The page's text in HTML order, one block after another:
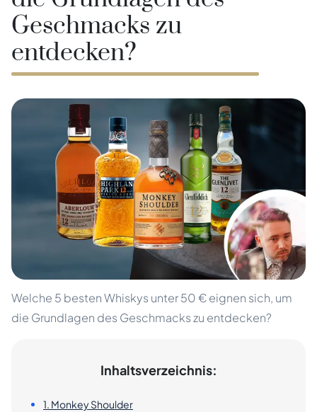
Geschmacks zu
entdecken?
Welche 5 besten Whiskys unter 50 € eignen sich, um
die Grundlagen des Geschmacks zu entdecken?
Inhaltsverzeichnis:
1. Monkey Shoulder